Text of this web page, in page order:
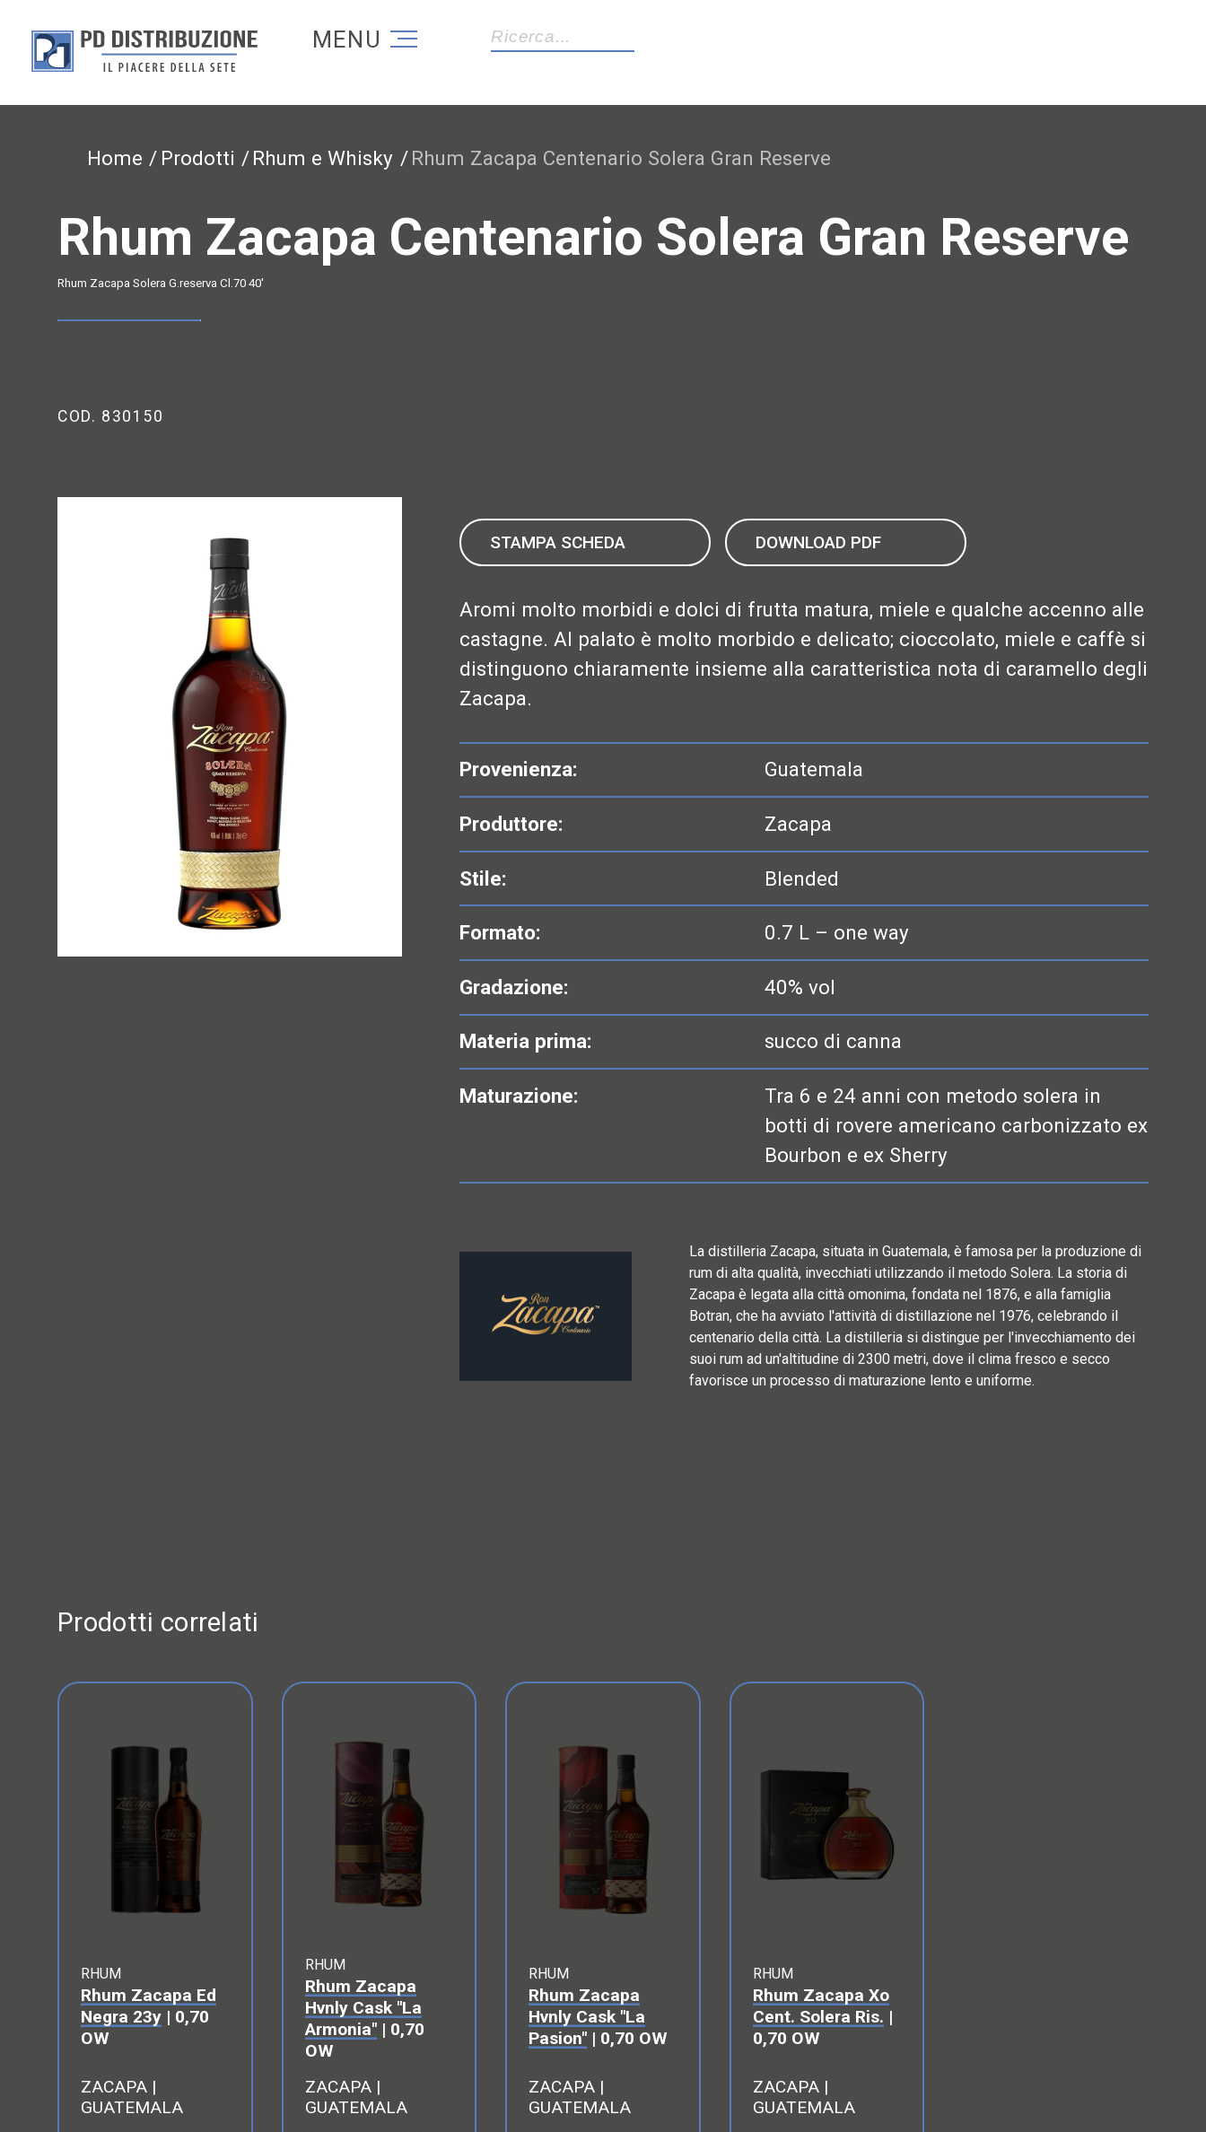
Torna alla homepage
Home Prodotti Rhum e Whisky Rhum Zacapa Centenario Solera Gran Reserve
Rhum Zacapa Centenario Solera Gran Reserve
Rhum Zacapa Solera G.reserva Cl.70 40'
COD. 830150
STAMPA SCHEDA DOWNLOAD PDF
Aromi molto morbidi e dolci di frutta matura, miele e qualche accenno alle
castagne. Al palato è molto morbido e delicato; cioccolato, miele e caffè si
distinguono chiaramente insieme alla caratteristica nota di caramello degli
Zacapa.
Provenienza: Guatemala
Produttore: Zacapa
Stile: Blended
Formato: 0.7 L – one way
Gradazione: 40% vol
Materia prima: succo di canna
Maturazione:
Tra 6 e 24 anni con metodo solera in
botti di rovere americano carbonizzato ex
Bourbon e ex Sherry
La distilleria Zacapa, situata in Guatemala, è famosa per la produzione di
rum di alta qualità, invecchiati utilizzando il metodo Solera. La storia di
Zacapa è legata alla città omonima, fondata nel 1876, e alla famiglia
Botran, che ha avviato l'attività di distillazione nel 1976, celebrando il
centenario della città. La distilleria si distingue per l'invecchiamento dei
suoi rum ad un'altitudine di 2300 metri, dove il clima fresco e secco
favorisce un processo di maturazione lento e uniforme.
Prodotti correlati
RHUM
Rhum Zacapa Ed
Negra 23y | 0,70
OW
ZACAPA |
GUATEMALA
RHUM
Rhum Zacapa
Hvnly Cask "La
Armonia"| 0,70
OW
ZACAPA |
GUATEMALA
RHUM
Rhum Zacapa
Hvnly Cask "La
Pasion" | 0,70 OW
ZACAPA |
GUATEMALA
RHUM
Rhum Zacapa Xo
Cent. Solera Ris. |
0,70 OW
ZACAPA |
GUATEMALA